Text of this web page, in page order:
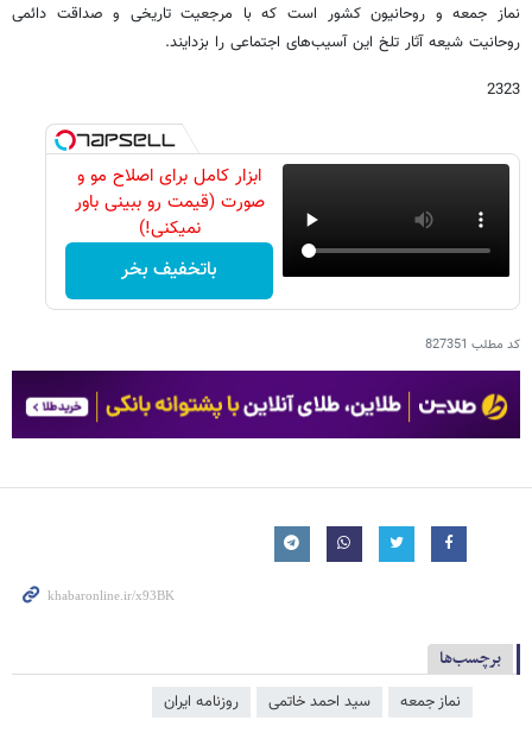
نماز جمعه و روحانیون کشور است که با مرجعیت تاریخی و صداقت دائمی
روحانیت شیعه آثار تلخ این آسیب‌های اجتماعی را بزدایند.
2323
ابزار کامل برای اصلاح مو و
صورت (قیمت رو ببینی باور
نمیکنی!)
باتخفیف بخر
کد مطلب 827351
برچسب‌ها
نماز جمعه سید احمد خاتمی روزنامه ایران